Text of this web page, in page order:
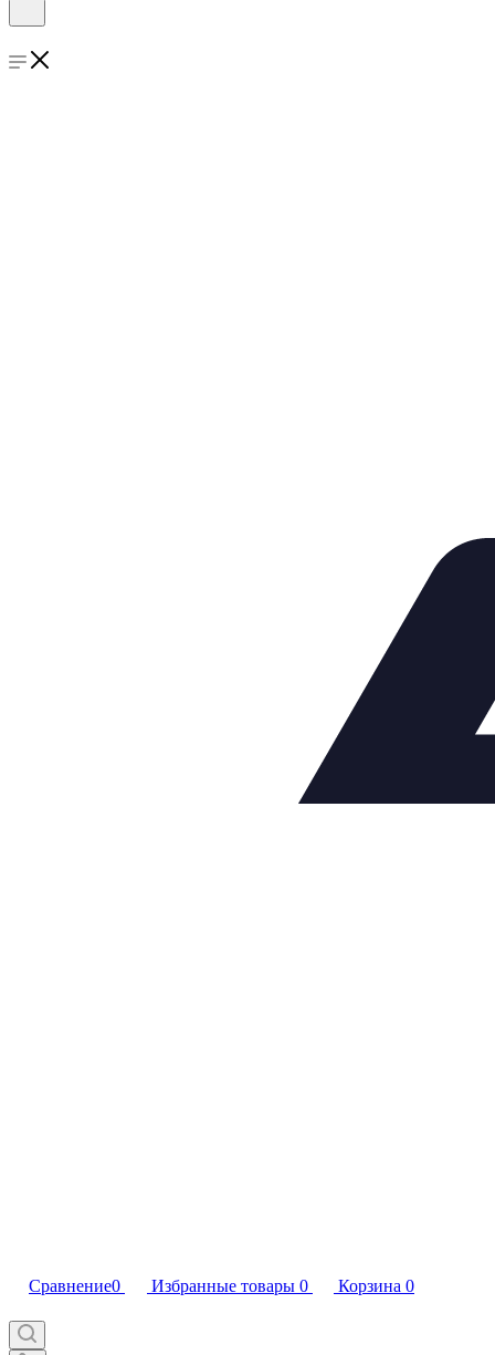
Сравнение0 Избранные товары 0 Корзина 0